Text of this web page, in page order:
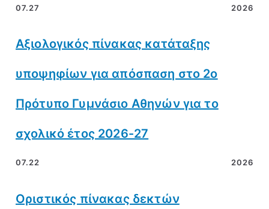
07.27 2026
Αξιολογικός πίνακας κατάταξης
υποψηφίων για απόσπαση στο 2ο
Πρότυπο Γυμνάσιο Αθηνών για το
σχολικό έτος 2026-27
07.22 2026
Οριστικός πίνακας δεκτών